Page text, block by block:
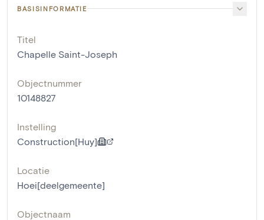
BASISINFORMATIE
Titel
Chapelle Saint-Joseph
Objectnummer
10148827
Instelling
Construction[Huy]
Locatie
Hoei[deelgemeente]
Objectnaam